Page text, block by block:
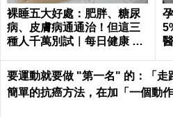
裸睡五大好處：肥胖、糖尿
病、皮膚病通通治！但這三
種人千萬別試｜每日健康 He
要運動就要做 "第一名" 的：「走
簡單的抗癌方法，在加「一個動